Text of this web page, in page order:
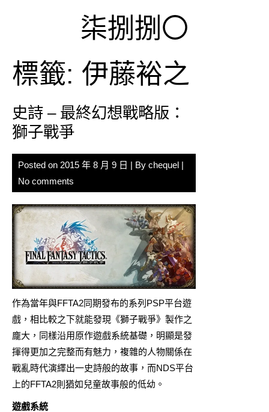
柒捌捌〇
標籤: 伊藤裕之
史詩 – 最終幻想戰略版：
獅子戰爭
Posted on 2015 年 8 月 9 日 | By chequel |
No comments
作為當年與FFTA2同期發布的系列PSP平台遊
戲，相比較之下就能發現《獅子戰爭》製作之
龐大，同樣沿用原作遊戲系統基礎，明顯是發
揮得更加之完整而有魅力，複雜的人物關係在
戰亂時代演繹出一史詩般的故事，而NDS平台
上的FFTA2則猶如兒童故事般的低幼。
遊戲系統